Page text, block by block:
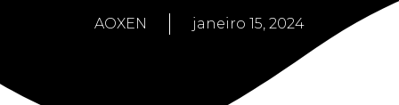
AOXEN janeiro 15, 2024